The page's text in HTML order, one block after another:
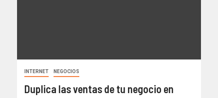
INTERNET NEGOCIOS
Duplica las ventas de tu negocio en